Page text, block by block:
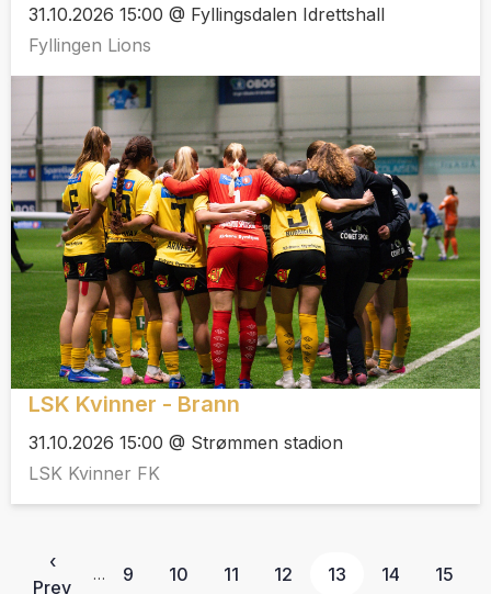
31.10.2026 15:00 @ Fyllingsdalen Idrettshall
Fyllingen Lions
LSK Kvinner - Brann
31.10.2026 15:00 @ Strømmen stadion
LSK Kvinner FK
‹
Prev
… 9 10 11 12 13 14 15